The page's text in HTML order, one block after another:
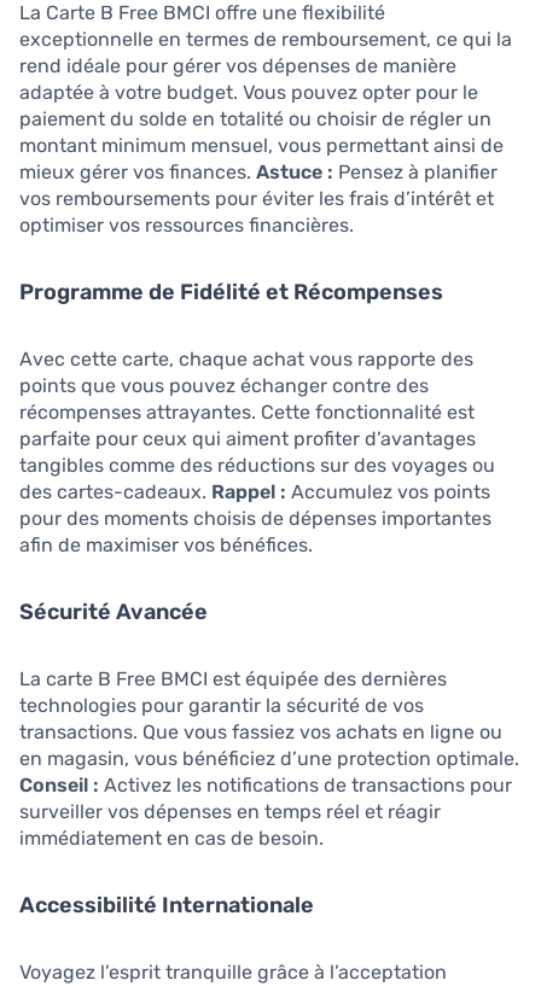
La Carte B Free BMCI offre une flexibilité
exceptionnelle en termes de remboursement, ce qui la
rend idéale pour gérer vos dépenses de manière
adaptée à votre budget. Vous pouvez opter pour le
paiement du solde en totalité ou choisir de régler un
montant minimum mensuel, vous permettant ainsi de
mieux gérer vos finances. Astuce : Pensez à planifier
vos remboursements pour éviter les frais d’intérêt et
optimiser vos ressources financières.
Programme de Fidélité et Récompenses
Avec cette carte, chaque achat vous rapporte des
points que vous pouvez échanger contre des
récompenses attrayantes. Cette fonctionnalité est
parfaite pour ceux qui aiment profiter d’avantages
tangibles comme des réductions sur des voyages ou
des cartes-cadeaux. Rappel : Accumulez vos points
pour des moments choisis de dépenses importantes
afin de maximiser vos bénéfices.
Sécurité Avancée
La carte B Free BMCI est équipée des dernières
technologies pour garantir la sécurité de vos
transactions. Que vous fassiez vos achats en ligne ou
en magasin, vous bénéficiez d’une protection optimale.
Conseil : Activez les notifications de transactions pour
surveiller vos dépenses en temps réel et réagir
immédiatement en cas de besoin.
Accessibilité Internationale
Voyagez l’esprit tranquille grâce à l’acceptation